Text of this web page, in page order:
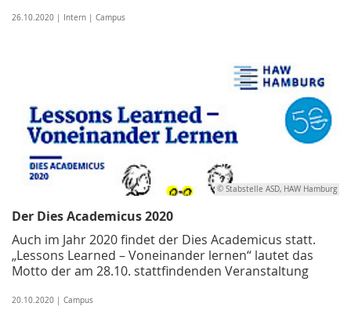
26.10.2020 | Intern | Campus
© Stabstelle ASD, HAW Hamburg
Der Dies Academicus 2020
Auch im Jahr 2020 findet der Dies Academicus statt.
„Lessons Learned – Voneinander lernen“ lautet das
Motto der am 28.10. stattfindenden Veranstaltung
20.10.2020 | Campus